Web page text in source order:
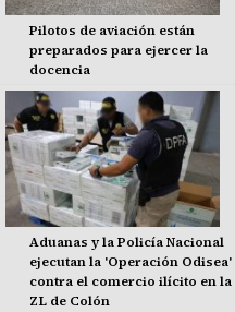
Pilotos de aviación están
preparados para ejercer la
docencia
Aduanas y la Policía Nacional
ejecutan la 'Operación Odisea'
contra el comercio ilícito en la
ZL de Colón